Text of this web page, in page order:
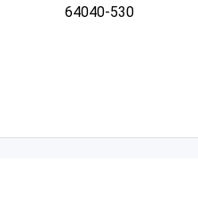
64040-530